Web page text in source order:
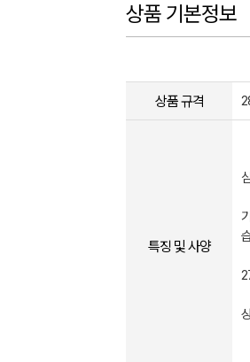
상품 기본정보
상품 규격
특징 및 사양